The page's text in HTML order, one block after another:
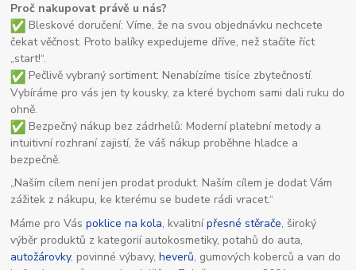
Proč nakupovat právě u nás?
Bleskové doručení: Víme, že na svou objednávku nechcete
čekat věčnost. Proto balíky expedujeme dříve, než stačíte říct
„start!“.
Pečlivě vybraný sortiment: Nenabízíme tisíce zbytečností.
Vybíráme pro vás jen ty kousky, za které bychom sami dali ruku do
ohně.
Bezpečný nákup bez zádrhelů: Moderní platební metody a
intuitivní rozhraní zajistí, že váš nákup proběhne hladce a
bezpečně.
„Naším cílem není jen prodat produkt. Naším cílem je dodat Vám
zážitek z nákupu, ke kterému se budete rádi vracet.“
Máme pro Váspoklice na kola, kvalitnípřesné stěrače, široký
výběr produktů z kategorií autokosmetiky, potahů do auta,
autožárovky, povinné výbavy,heverů, gumových koberců a van do